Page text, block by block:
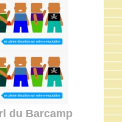
du Barcamp